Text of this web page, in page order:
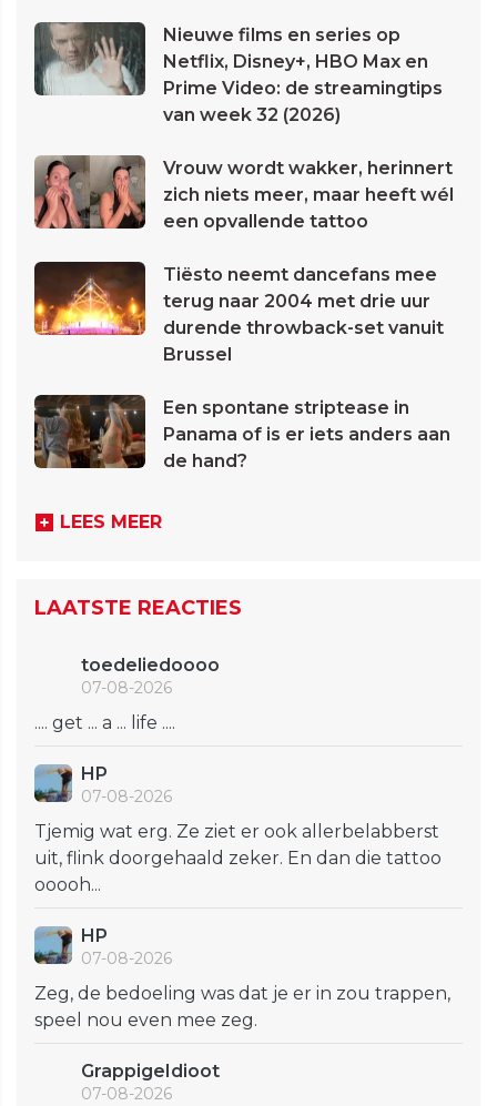
Nieuwe films en series op
Netflix, Disney+, HBO Max en
Prime Video: de streamingtips
van week 32 (2026)
Vrouw wordt wakker, herinnert
zich niets meer, maar heeft wél
een opvallende tattoo
Tiësto neemt dancefans mee
terug naar 2004 met drie uur
durende throwback-set vanuit
Brussel
Een spontane striptease in
Panama of is er iets anders aan
de hand?
LEES MEER
LAATSTE REACTIES
toedeliedoooo
07-08-2026
.... get ... a ... life ....
HP
07-08-2026
Tjemig wat erg. Ze ziet er ook allerbelabberst
uit, flink doorgehaald zeker. En dan die tattoo
ooooh...
HP
07-08-2026
Zeg, de bedoeling was dat je er in zou trappen,
speel nou even mee zeg.
GrappigeIdioot
07-08-2026